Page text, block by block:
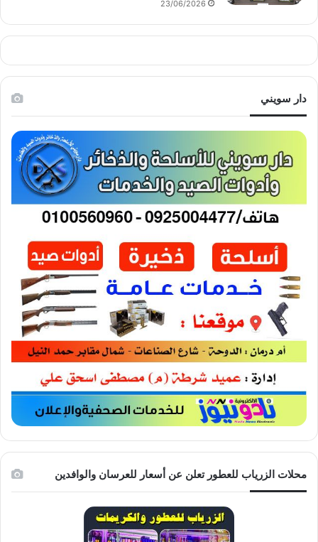
23/06/2026
دار سويني
محلات الزرياب للعطور تعلن عن أسعار للعرسان والوافدين